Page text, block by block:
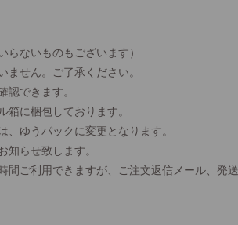
らないものもございます）
ません。ご了承ください。
認できます。
箱に梱包しております。
、ゆうパックに変更となります。
知らせ致します。
間ご利用できますが、ご注文返信メール、